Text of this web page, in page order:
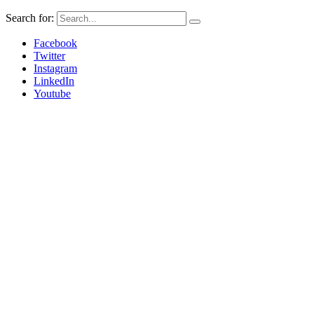
Search for:
Facebook
Twitter
Instagram
LinkedIn
Youtube